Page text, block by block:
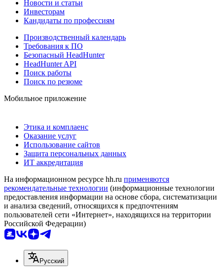
Новости и статьи
Инвесторам
Кандидаты по профессиям
Производственный календарь
Требования к ПО
Безопасный HeadHunter
HeadHunter API
Поиск работы
Поиск по резюме
Мобильное приложение
Этика и комплаенс
Оказание услуг
Использование сайтов
Защита персональных данных
ИТ аккредитация
На информационном ресурсе hh.ru применяются
рекомендательные технологии (информационные технологии
предоставления информации на основе сбора, систематизации
и анализа сведений, относящихся к предпочтениям
пользователей сети «Интернет», находящихся на территории
Российской Федерации)
Русский